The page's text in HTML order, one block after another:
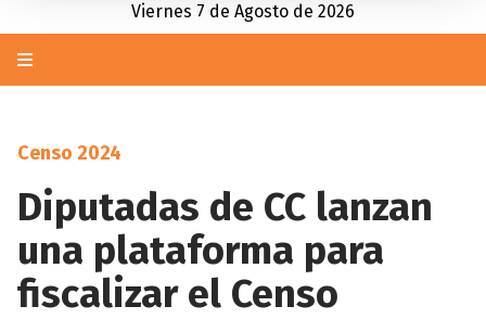
Viernes 7 de Agosto de 2026
Censo 2024
Diputadas de CC lanzan
una plataforma para
fiscalizar el Censo